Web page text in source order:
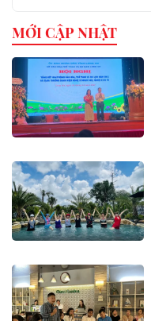
MỚI CẬP NHẬT